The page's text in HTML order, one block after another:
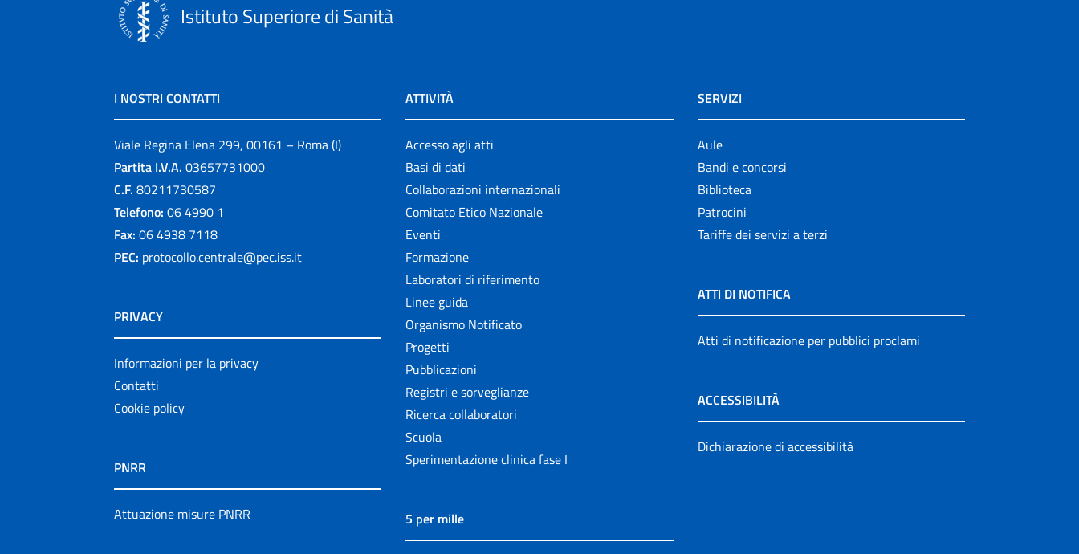
Istituto Superiore di Sanità
I NOSTRI CONTATTI
Viale Regina Elena 299, 00161 – Roma (I)
Partita I.V.A. 03657731000
C.F. 80211730587
Telefono: 06 4990 1
Fax: 06 4938 7118
PEC: protocollo.centrale@pec.iss.it
PRIVACY
Informazioni per la privacy
Contatti
Cookie policy
PNRR
Attuazione misure PNRR
ATTIVITÀ
Accesso agli atti
Basi di dati
Collaborazioni internazionali
Comitato Etico Nazionale
Eventi
Formazione
Laboratori di riferimento
Linee guida
Organismo Notificato
Progetti
Pubblicazioni
Registri e sorveglianze
Ricerca collaboratori
Scuola
Sperimentazione clinica fase I
5 per mille
SERVIZI
Aule
Bandi e concorsi
Biblioteca
Patrocini
Tariffe dei servizi a terzi
ATTI DI NOTIFICA
Atti di notificazione per pubblici proclami
ACCESSIBILITÀ
Dichiarazione di accessibilità